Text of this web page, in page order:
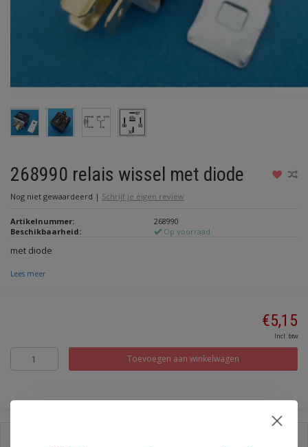
268990 relais wissel met diode
Nog niet gewaardeerd | Schrijf je eigen review
Artikelnummer:
268990
Beschikbaarheid:
Op voorraad
met diode
Lees meer
€5,15
Incl. btw
Toevoegen aan winkelwagen